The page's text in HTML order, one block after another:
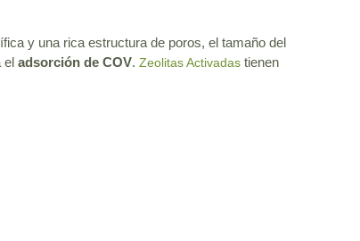
y una rica estructura de poros, el tamaño del
el adsorción de COV. Zeolitas Activadas tienen